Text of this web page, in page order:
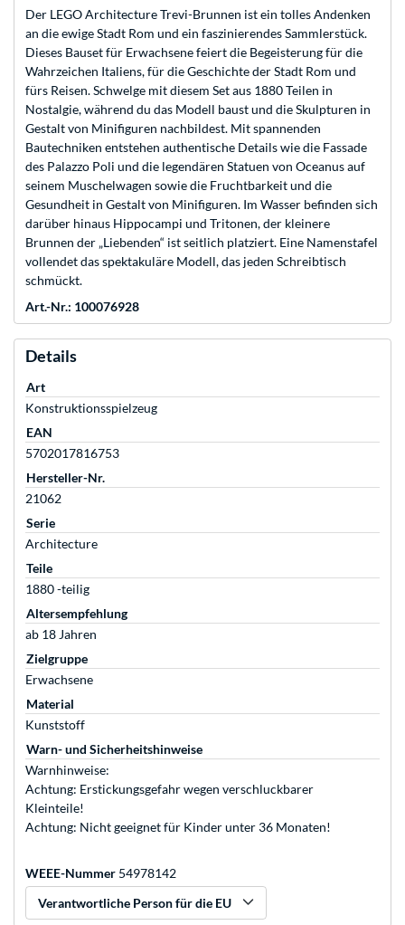
Der LEGO Architecture Trevi-Brunnen ist ein tolles Andenken
an die ewige Stadt Rom und ein faszinierendes Sammlerstück.
Dieses Bauset für Erwachsene feiert die Begeisterung für die
Wahrzeichen Italiens, für die Geschichte der Stadt Rom und
fürs Reisen. Schwelge mit diesem Set aus 1880 Teilen in
Nostalgie, während du das Modell baust und die Skulpturen in
Gestalt von Minifiguren nachbildest. Mit spannenden
Bautechniken entstehen authentische Details wie die Fassade
des Palazzo Poli und die legendären Statuen von Oceanus auf
seinem Muschelwagen sowie die Fruchtbarkeit und die
Gesundheit in Gestalt von Minifiguren. Im Wasser befinden sich
darüber hinaus Hippocampi und Tritonen, der kleinere
Brunnen der „Liebenden“ ist seitlich platziert. Eine Namenstafel
vollendet das spektakuläre Modell, das jeden Schreibtisch
schmückt.
Art.-Nr.: 100076928
Details
Art
Konstruktionsspielzeug
EAN
5702017816753
Hersteller-Nr.
21062
Serie
Architecture
Teile
1880 -teilig
Altersempfehlung
ab 18 Jahren
Zielgruppe
Erwachsene
Material
Kunststoff
Warn- und Sicherheitshinweise
Warnhinweise:
Achtung: Erstickungsgefahr wegen verschluckbarer
Kleinteile!
Achtung: Nicht geeignet für Kinder unter 36 Monaten!
WEEE-Nummer 54978142
Verantwortliche Person für die EU